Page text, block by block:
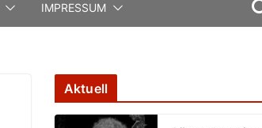
IMPRESSUM
Aktuell